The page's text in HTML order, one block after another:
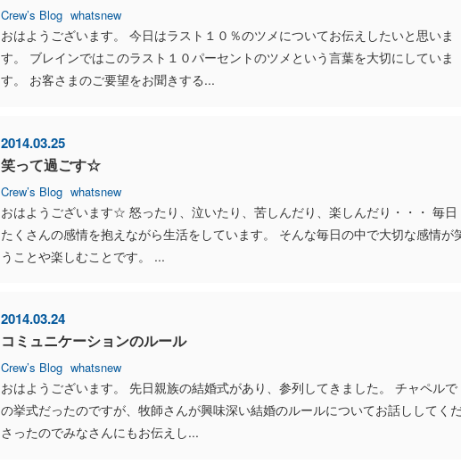
Crew’s Blog whatsnew
おはようございます。 今日はラスト１０％のツメについてお伝えしたいと思いま
す。 ブレインではこのラスト１０パーセントのツメという言葉を大切にしていま
す。 お客さまのご要望をお聞きする...
2014.03.25
笑って過ごす☆
Crew’s Blog whatsnew
おはようございます☆ 怒ったり、泣いたり、苦しんだり、楽しんだり・・・ 毎日
たくさんの感情を抱えながら生活をしています。 そんな毎日の中で大切な感情が
うことや楽しむことです。 ...
2014.03.24
コミュニケーションのルール
Crew’s Blog whatsnew
おはようございます。 先日親族の結婚式があり、参列してきました。 チャペルで
の挙式だったのですが、牧師さんが興味深い結婚のルールについてお話ししてく
さったのでみなさんにもお伝えし...